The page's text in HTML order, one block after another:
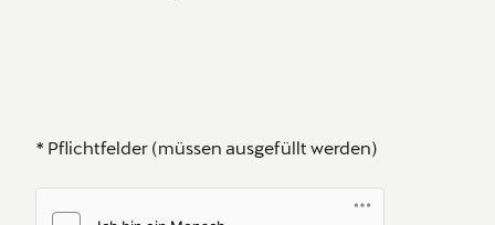
* Pflichtfelder (müssen ausgefüllt werden)